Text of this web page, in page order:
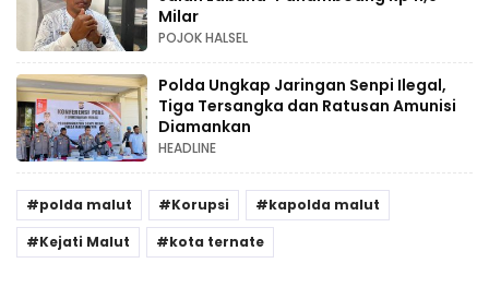
Milar
POJOK HALSEL
Polda Ungkap Jaringan Senpi Ilegal,
Tiga Tersangka dan Ratusan Amunisi
Diamankan
HEADLINE
polda malut Korupsi
kapolda malut
Kejati Malut
kota ternate